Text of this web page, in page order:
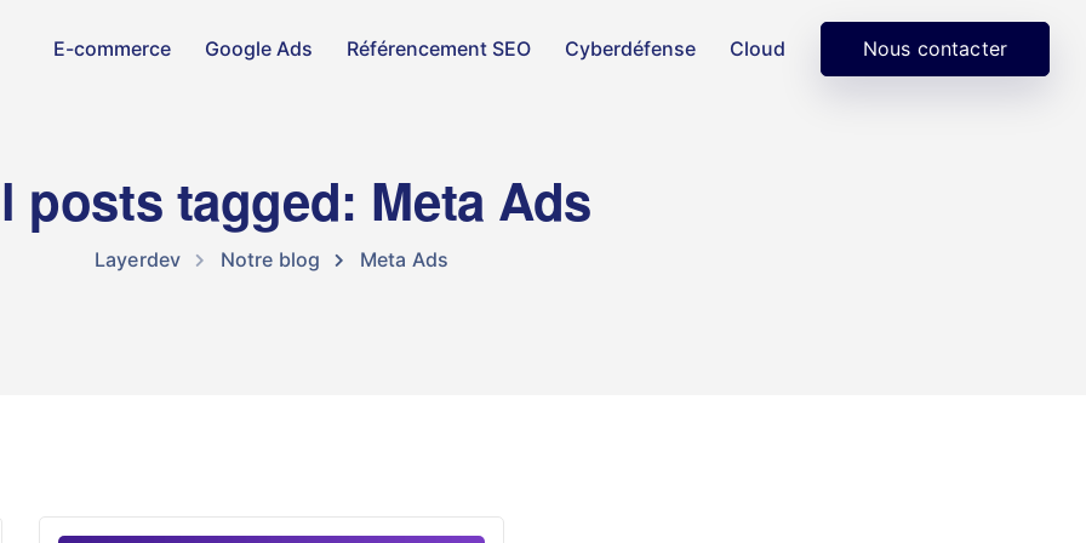
E-commerce Google Ads Référencement SEO Cyberdéfense Cloud Nous contacter
posts tagged: Meta Ads
Layerdev Notre blog Meta Ads